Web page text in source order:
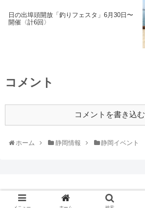
日の出埠頭開放「釣りフェスタ」6月30日〜
開催〈計6回〉
コメント
コメントを書き込む
ホーム 静岡情報 静岡イベント
© 2018 ひまぷら.